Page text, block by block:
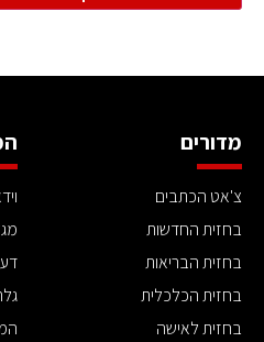
מדורים
צ'אט הכתבים
בחזית החדשות
בחזית הבריאות
בחזית הכלכלית
בחזית לאישה